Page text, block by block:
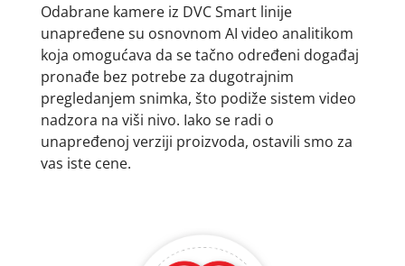
Odabrane kamere iz DVC Smart linije
unapređene su osnovnom AI video analitikom
koja omogućava da se tačno određeni događaj
pronađe bez potrebe za dugotrajnim
pregledanjem snimka, što podiže sistem video
nadzora na viši nivo. Iako se radi o
unapređenoj verziji proizvoda, ostavili smo za
vas iste cene.